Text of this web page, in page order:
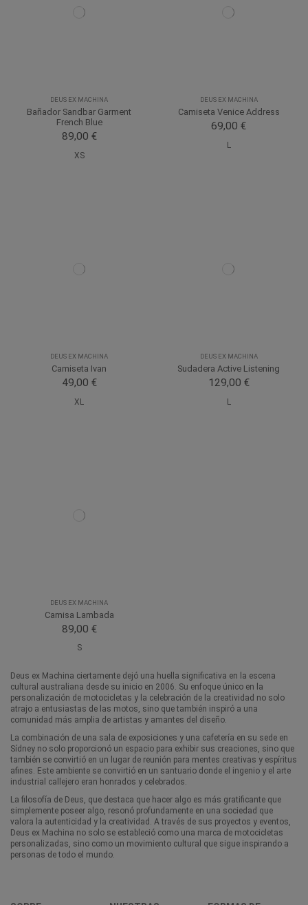
DEUS EX MACHINA
Bañador Sandbar Garment
French Blue
89,00 €
XS
DEUS EX MACHINA
Camiseta Venice Address
69,00 €
L
DEUS EX MACHINA
Camiseta Ivan
49,00 €
XL
DEUS EX MACHINA
Sudadera Active Listening
129,00 €
L
DEUS EX MACHINA
Camisa Lambada
89,00 €
S
Deus ex Machina ciertamente dejó una huella significativa en la escena
cultural australiana desde su inicio en 2006. Su enfoque único en la
personalización de motocicletas y la celebración de la creatividad no solo
atrajo a entusiastas de las motos, sino que también inspiró a una
comunidad más amplia de artistas y amantes del diseño.
La combinación de una sala de exposiciones y una cafetería en su sede en
Sídney no solo proporcionó un espacio para exhibir sus creaciones, sino que
también se convirtió en un lugar de reunión para mentes creativas y espíritus
afines. Este ambiente se convirtió en un santuario donde el ingenio y el arte
industrial callejero eran honrados y celebrados.
La filosofía de Deus, que destaca que hacer algo es más gratificante que
simplemente poseer algo, resonó profundamente en una sociedad que
valora la autenticidad y la creatividad. A través de sus proyectos y eventos,
Deus ex Machina no solo se estableció como una marca de motocicletas
personalizadas, sino como un movimiento cultural que sigue inspirando a
personas de todo el mundo.